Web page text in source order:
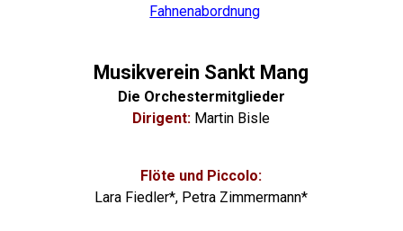
Fahnenabordnung
Musikverein Sankt Mang
Die Orchestermitglieder
Dirigent: Martin Bisle
Flöte und Piccolo:
Lara Fiedler*, Petra Zimmermann*